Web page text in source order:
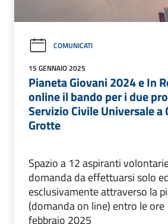
COMUNICATI
15 GENNAIO 2025
Pianeta Giovani 2024 e In
online il bando per i due
Servizio Civile Universale a
Grotte
Spazio a 12 aspiranti
domanda da effettuarsi solo
esclusivamente attraverso la
(domanda on line) entro le
febbraio 2025